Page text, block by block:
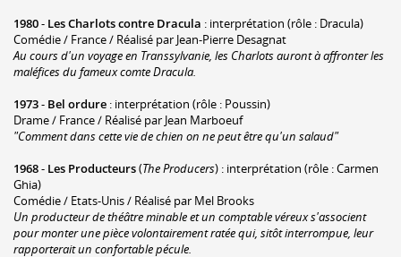
1980- Les Charlots contre Dracula : interprétation (rôle : Dracula)
Comédie / France / Réalisé par Jean-Pierre Desagnat
Au cours d'un voyage en Transsylvanie, les Charlots auront à affronter les
maléfices du fameux comte Dracula.
1973- Bel ordure : interprétation (rôle : Poussin)
Drame / France / Réalisé par Jean Marboeuf
"Comment dans cette vie de chien on ne peut être qu'un salaud"
1968- Les Producteurs(The Producers) : interprétation (rôle : Carmen
Ghia)
Comédie / Etats-Unis / Réalisé par Mel Brooks
Un producteur de théâtre minable et un comptable véreux s'associent
pour monter une pièce volontairement ratée qui, sitôt interrompue, leur
rapporterait un confortable pécule.